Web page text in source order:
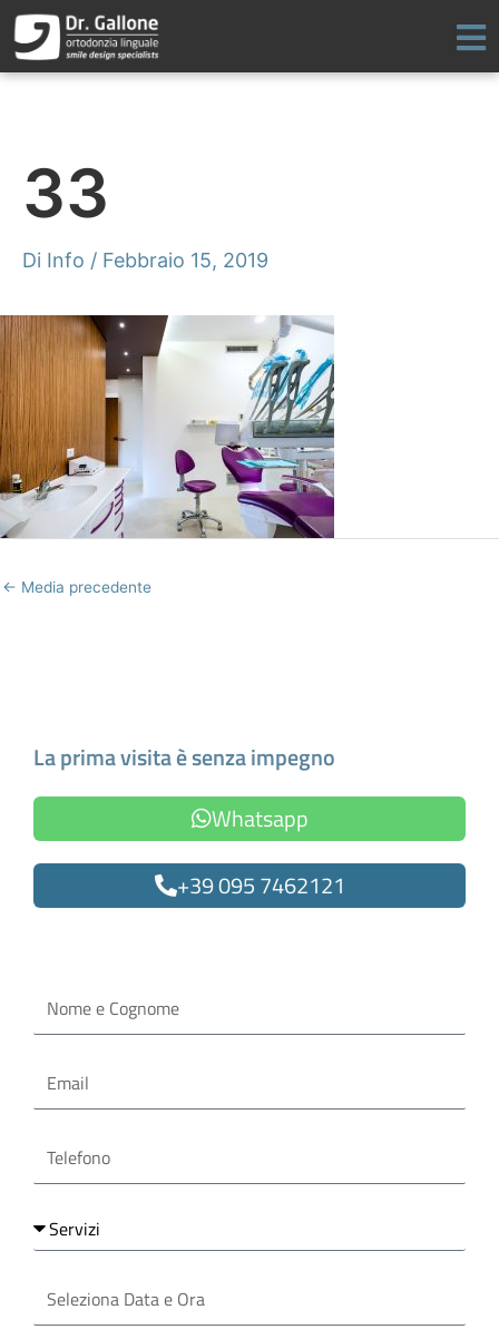
contenuto
33
Di Info / Febbraio 15, 2019
← Media precedente
La prima visita è senza impegno
Whatsapp
+39 095 7462121
Cognome
Servizi
Data
e